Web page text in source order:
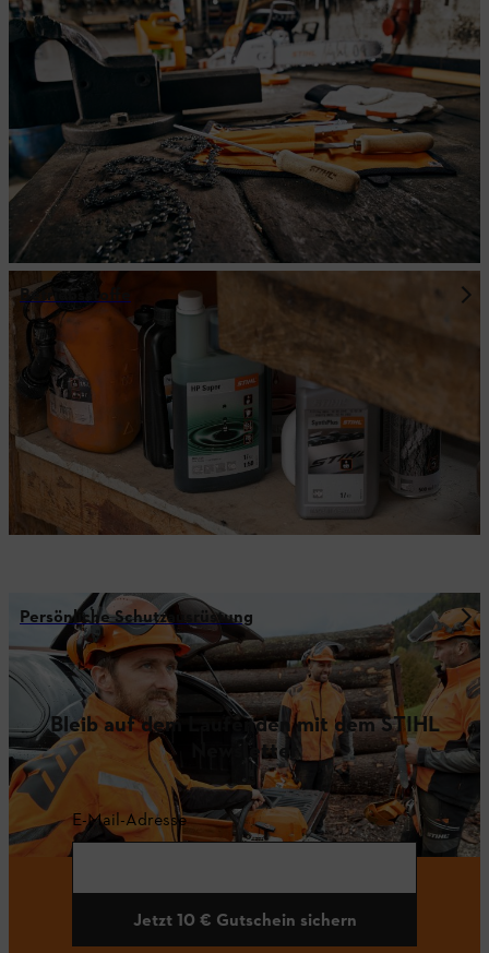
Betriebsstoffe
Persönliche Schutzausrüstung
Bleib auf dem Laufenden mit dem STIHL
Newsletter
E-Mail-Adresse
Jetzt 10 € Gutschein sichern